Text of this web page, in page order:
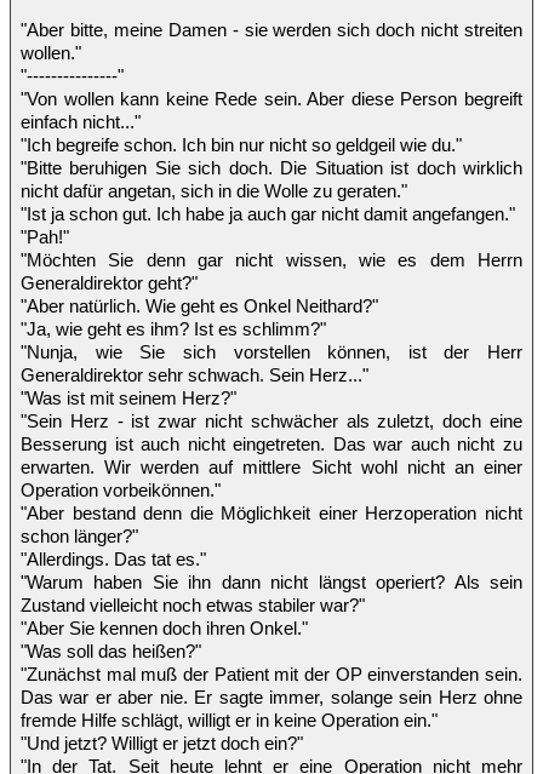
"Aber bitte, meine Damen - sie werden sich doch nicht streiten
wollen."
"---------------"
"Von wollen kann keine Rede sein. Aber diese Person begreift
einfach nicht..."
"Ich begreife schon. Ich bin nur nicht so geldgeil wie du."
"Bitte beruhigen Sie sich doch. Die Situation ist doch wirklich
nicht dafür angetan, sich in die Wolle zu geraten."
"Ist ja schon gut. Ich habe ja auch gar nicht damit angefangen."
"Pah!"
"Möchten Sie denn gar nicht wissen, wie es dem Herrn
Generaldirektor geht?"
"Aber natürlich. Wie geht es Onkel Neithard?"
"Ja, wie geht es ihm? Ist es schlimm?"
"Nunja, wie Sie sich vorstellen können, ist der Herr
Generaldirektor sehr schwach. Sein Herz..."
"Was ist mit seinem Herz?"
"Sein Herz - ist zwar nicht schwächer als zuletzt, doch eine
Besserung ist auch nicht eingetreten. Das war auch nicht zu
erwarten. Wir werden auf mittlere Sicht wohl nicht an einer
Operation vorbeikönnen."
"Aber bestand denn die Möglichkeit einer Herzoperation nicht
schon länger?"
"Allerdings. Das tat es."
"Warum haben Sie ihn dann nicht längst operiert? Als sein
Zustand vielleicht noch etwas stabiler war?"
"Aber Sie kennen doch ihren Onkel."
"Was soll das heißen?"
"Zunächst mal muß der Patient mit der OP einverstanden sein.
Das war er aber nie. Er sagte immer, solange sein Herz ohne
fremde Hilfe schlägt, willigt er in keine Operation ein."
"Und jetzt? Willigt er jetzt doch ein?"
"In der Tat. Seit heute lehnt er eine Operation nicht mehr